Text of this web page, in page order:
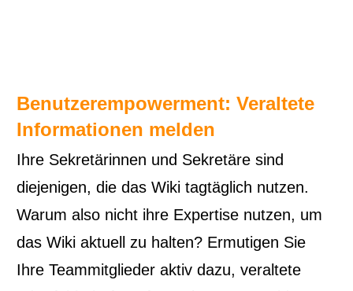
Benutzerempowerment: Veraltete
Informationen melden
Ihre Sekretärinnen und Sekretäre sind
diejenigen, die das Wiki tagtäglich nutzen.
Warum also nicht ihre Expertise nutzen, um
das Wiki aktuell zu halten? Ermutigen Sie
Ihre Teammitglieder aktiv dazu, veraltete